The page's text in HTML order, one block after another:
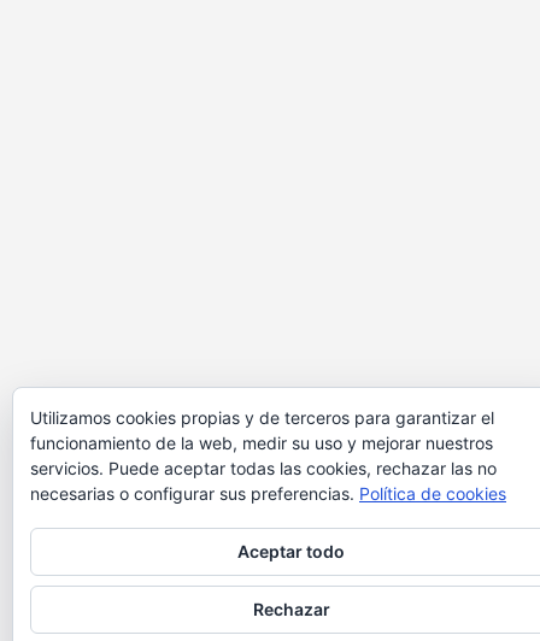
Utilizamos cookies propias y de terceros para garantizar el
funcionamiento de la web, medir su uso y mejorar nuestros
servicios. Puede aceptar todas las cookies, rechazar las no
necesarias o configurar sus preferencias. Política de cookies
Aceptar todo
Rechazar